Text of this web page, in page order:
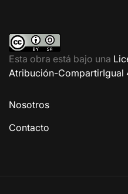
Esta obra está bajo una
Atribución-CompartirIgual
Nosotros
Contacto